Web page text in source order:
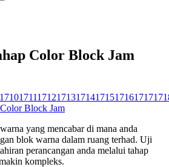
Color Block Jam
17101711171217131714171517161717
Color Block Jam
yang mencabar di mana anda
blok warna dalam ruang terhad. Uji
perancangan anda melalui tahap
kompleks.